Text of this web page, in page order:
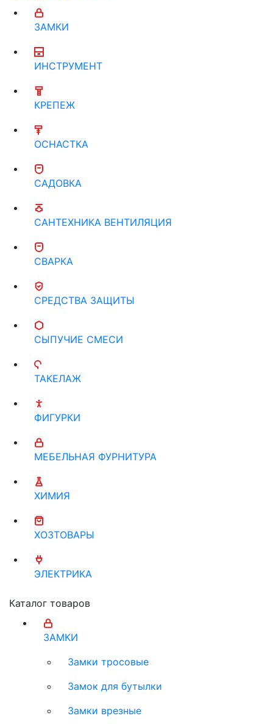
ЗАМКИ
ИНСТРУМЕНТ
КРЕПЕЖ
ОСНАСТКА
САДОВКА
САНТЕХНИКА ВЕНТИЛЯЦИЯ
СВАРКА
СРЕДСТВА ЗАЩИТЫ
СЫПУЧИЕ СМЕСИ
ТАКЕЛАЖ
ФИГУРКИ
МЕБЕЛЬНАЯ ФУРНИТУРА
ХИМИЯ
ХОЗТОВАРЫ
ЭЛЕКТРИКА
Каталог товаров
ЗАМКИ
Замки тросовые
Замок для бутылки
Замки врезные